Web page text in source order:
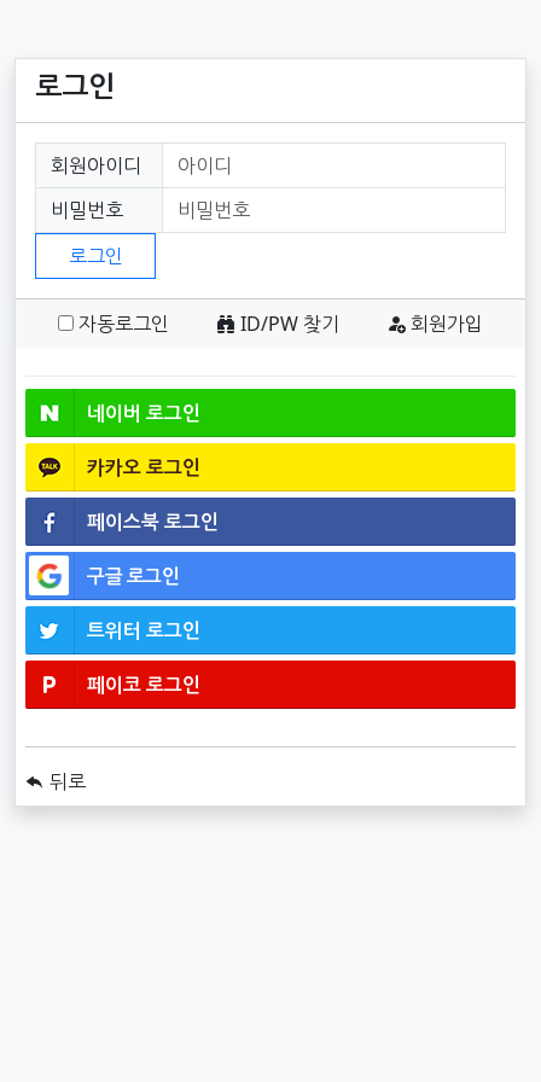
로그인
회원로그인
회원아이디
필수
비밀번호
필수
로그인
자동로그인 ID/PW 찾기 회원가입
소셜계정으로 로그인
네이버 로그인
카카오로그인
페이스북로그인
구글로그인
트위터 로그인
페이코로그인
뒤로